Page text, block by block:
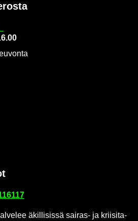
äkil­li­sis­sä sairas-​ ja krii­si­ta­